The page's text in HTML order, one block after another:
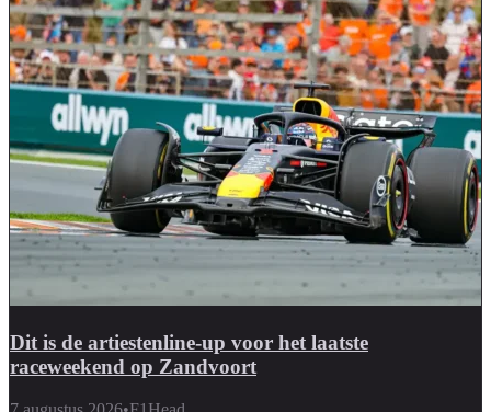
Dit is de artiestenline-up voor het laatste
raceweekend op Zandvoort